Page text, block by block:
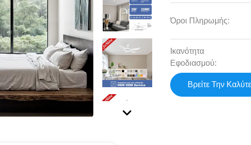
Όροι Πληρωμής:
Ικανότητα
Εφοδιασμού:
Βρείτε Την